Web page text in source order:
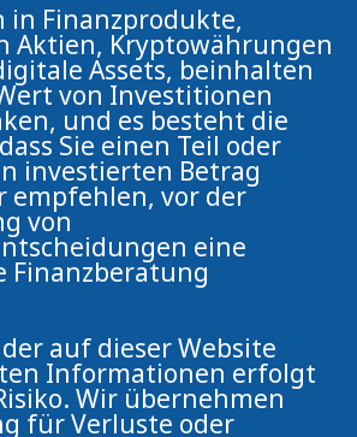
Finanzprodukte,
Aktien, Kryptowährungen
Assets, beinhalten
von Investitionen
und es besteht die
Sie einen Teil oder
investierten Betrag
empfehlen, vor der
von
eine
Finanzberatung
auf dieser Website
Informationen erfolgt
Wir übernehmen
für Verluste oder